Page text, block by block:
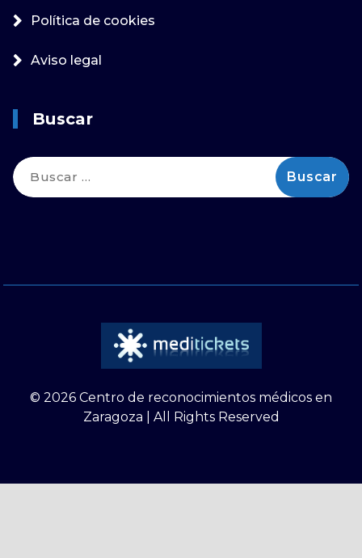
Política de cookies
Aviso legal
Buscar
Buscar:
© 2026 Centro de reconocimientos médicos en
Zaragoza | All Rights Reserved